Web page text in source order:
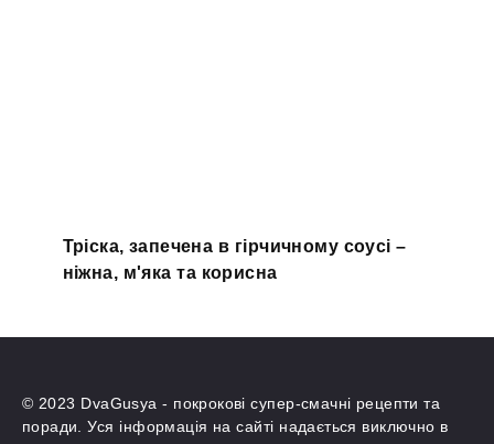
Тріска, запечена в гірчичному соусі –
ніжна, м'яка та корисна
© 2023 DvaGusya - покрокові супер-смачні рецепти та
поради. Уся інформація на сайті надається виключно в